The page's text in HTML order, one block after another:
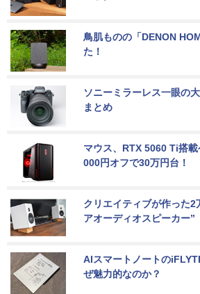
鳥肌ものの「DENON
た！
ソニーミラーレス一眼の
まとめ
マウス、RTX 5060 Ti搭
000円オフで30万円台！
クリエイティブが作った2
アオーディオスピーカー”
AIスマートノートの
ぜ魅力的なのか？